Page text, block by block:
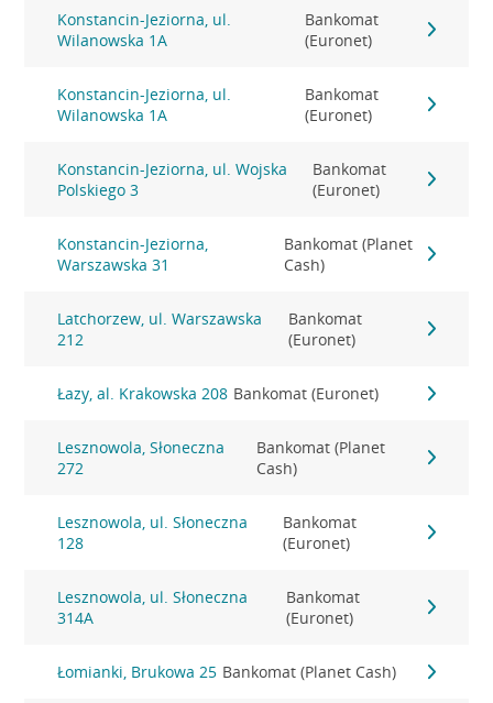
Konstancin-Jeziorna, ul.
Wilanowska 1A
Bankomat
(Euronet)
Konstancin-Jeziorna, ul.
Wilanowska 1A
Bankomat
(Euronet)
Konstancin-Jeziorna, ul. Wojska
Polskiego 3
Bankomat
(Euronet)
Konstancin-Jeziorna,
Warszawska 31
Bankomat (Planet
Cash)
Latchorzew, ul. Warszawska
212
Bankomat
(Euronet)
Łazy, al. Krakowska 208 Bankomat (Euronet)
Lesznowola, Słoneczna
272
Bankomat (Planet
Cash)
Lesznowola, ul. Słoneczna
128
Bankomat
(Euronet)
Lesznowola, ul. Słoneczna
314A
Bankomat
(Euronet)
Łomianki, Brukowa 25 Bankomat (Planet Cash)